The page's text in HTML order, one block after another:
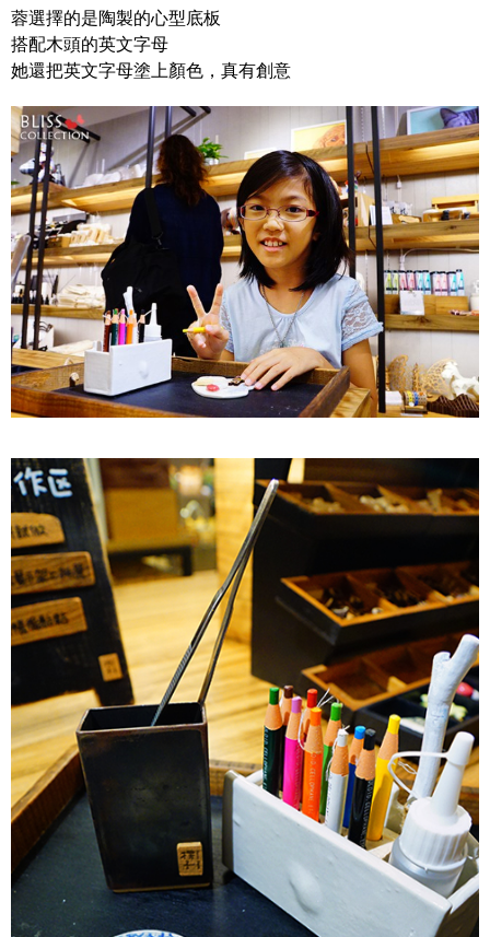
蓉選擇的是陶製的心型底板
搭配木頭的英文字母
她還把英文字母塗上顏色，真有創意